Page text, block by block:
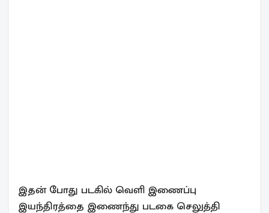
இதன் போது படகில் வெளி இணைப்பு
இயந்திரத்தை இணைந்து படகை செலுத்தி